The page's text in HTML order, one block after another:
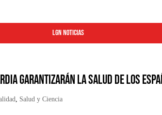
LGN Noticias
garantizarán la salud de los
Salud y Ciencia